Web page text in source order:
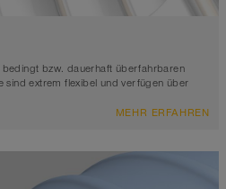
bedingt bzw. dauerhaft überfahrbaren
sind extrem flexibel und verfügen über
MEHR ERFAHREN